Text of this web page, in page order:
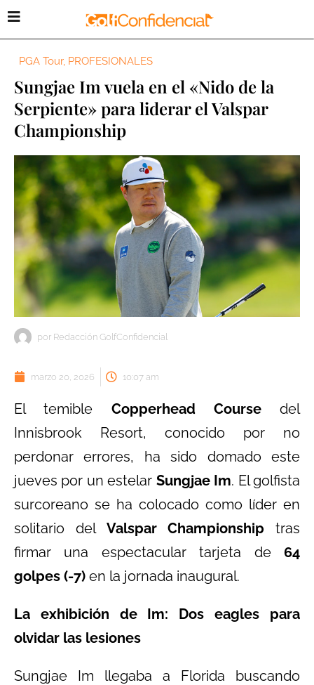
PGA Tour, PROFESIONALES
Sungjae Im vuela en el «Nido de la
Serpiente» para liderar el Valspar
Championship
por Redacción GolfConfidencial
marzo 20, 2026 10:07 am
El temible Copperhead Coursedel
Innisbrook Resort, conocido por no
perdonar errores, ha sido domado este
jueves por un estelar Sungjae Im. El golfista
surcoreano se ha colocado como líder en
solitario del Valspar Championship tras
firmar una espectacular tarjeta de 64
golpes (-7) en la jornada inaugural.
La exhibición de Im: Dos eagles para
olvidar las lesiones
Sungjae Im llegaba a Florida buscando